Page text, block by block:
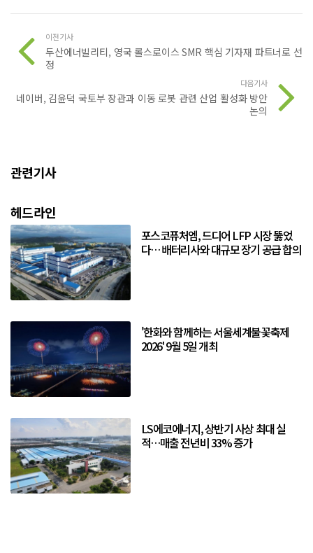
이전기사
두산에너빌리티, 영국 롤스로이스 SMR 핵심 기자재 파트너로 선
정
다음기사
네이버, 김윤덕 국토부 장관과 이동 로봇 관련 산업 활성화 방안
논의
관련기사
헤드라인
포스코퓨처엠, 드디어 LFP 시장 뚫었
다… 배터리사와 대규모 장기 공급 합의
'한화와 함께하는 서울세계불꽃축제
2026' 9월 5일 개최
LS에코에너지, 상반기 사상 최대 실
적…매출 전년비 33% 증가